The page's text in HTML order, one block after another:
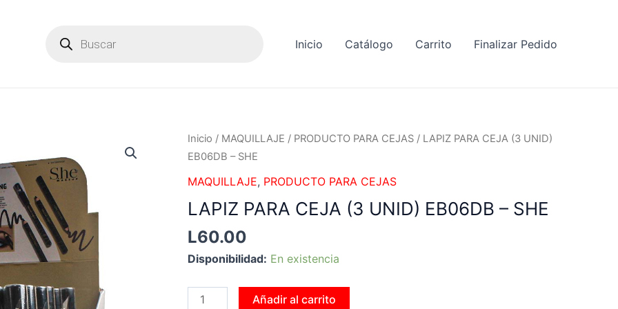
Inicio Catálogo Carrito Finalizar Pedido
Inicio / MAQUILLAJE / PRODUCTO PARA CEJAS / LAPIZ PARA CEJA (3 UNID)
EB06DB – SHE
MAQUILLAJE, PRODUCTO PARA CEJAS
LAPIZ PARA CEJA (3 UNID) EB06DB – SHE
L60.00
Disponibilidad: En existencia
LAPIZ
PARA
CEJA
UNID)
EB06DB
-
SHE
Añadir al carrito